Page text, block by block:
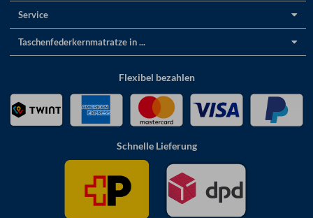
Service
Taschenfederkernmatratze in ...
Flexibel bezahlen
Schnelle Lieferung